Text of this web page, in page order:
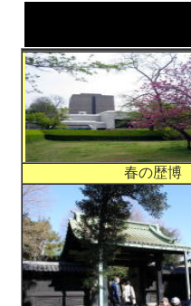
国立
春の歴博